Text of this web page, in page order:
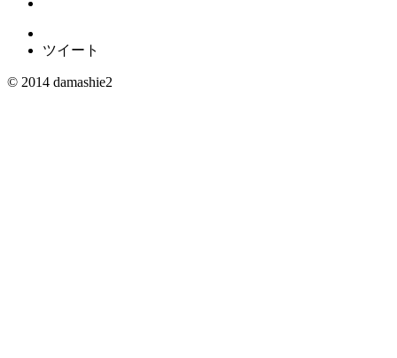
ツイート
© 2014 damashie2